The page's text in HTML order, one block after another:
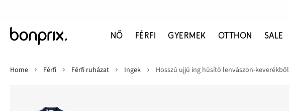
NŐ FÉRFI GYERMEK OTTHON SALE
Home
Férfi Férfi ruházat Ingek Hosszú ujjú ing hűsítő lenvászon-keverékből